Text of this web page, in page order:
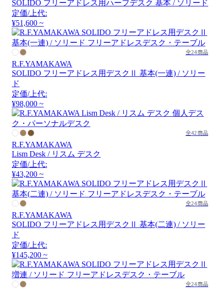
SOLIDO フリーアドレス用ハーフデスク 基本 / ソリード
定価/上代:
¥51,600 ~
全24商品
R.F.YAMAKAWA
SOLIDO フリーアドレス用デスクⅡ 基本(一連) / ソリー
ド
定価/上代:
¥98,000 ~
全42商品
R.F.YAMAKAWA
Lism Desk / リスム デスク
定価/上代:
¥43,200 ~
全24商品
R.F.YAMAKAWA
SOLIDO フリーアドレス用デスクⅡ 基本(二連) / ソリー
ド
定価/上代:
¥145,200 ~
全24商品